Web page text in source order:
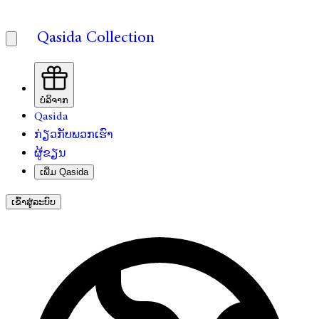
Qasida Collection
ບໍລິຈາກ
Qasida
ກ່ຽວກັບພວກເຮົາ
ຜູ້ຂຽນ
ເພີ່ມ Qasida
ເຂົ້າສູ່ລະບົບ